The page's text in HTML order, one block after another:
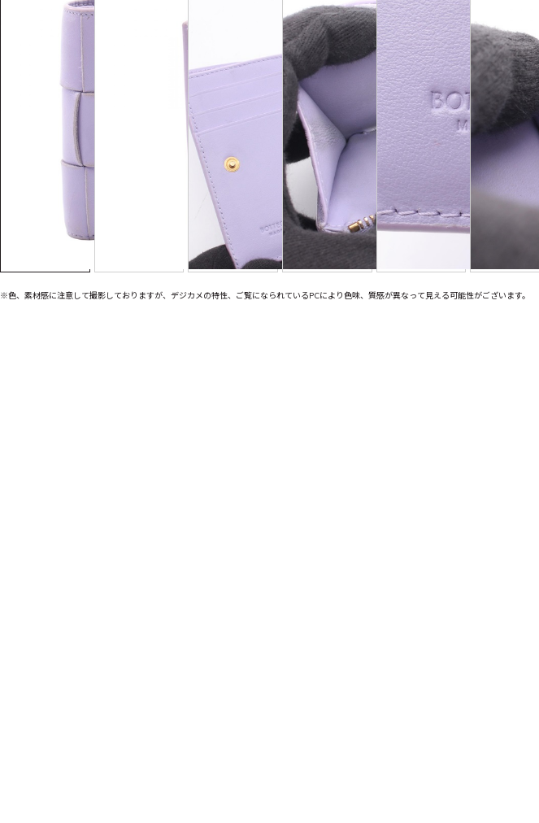
※色、素材感に注意して撮影しておりますが、デジカメの特性、ご覧になられているPCにより色味、質感が異なって見える可能性がございます。